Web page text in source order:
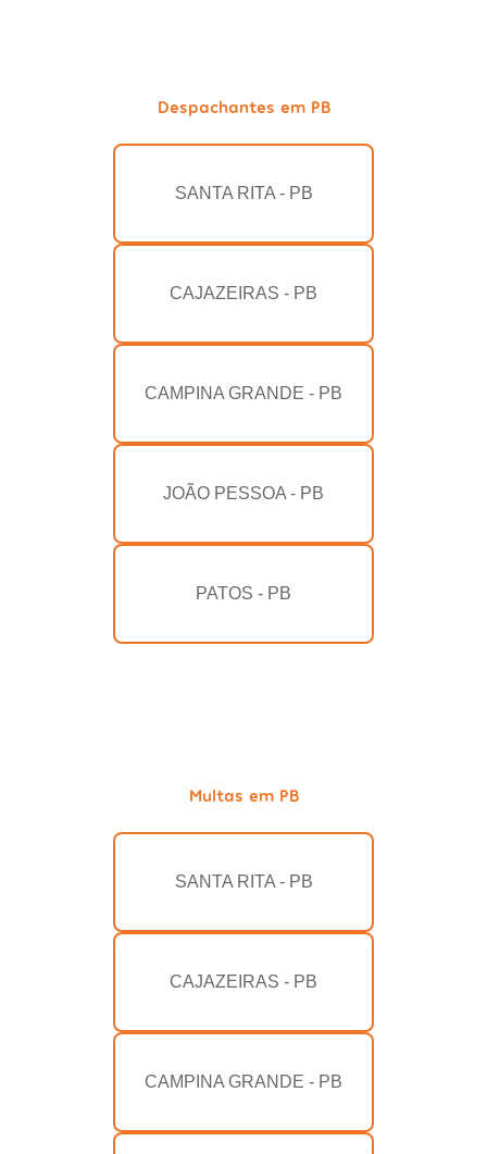
Despachantes em PB
SANTA RITA - PB
CAJAZEIRAS - PB
CAMPINA GRANDE - PB
JOÃO PESSOA - PB
PATOS - PB
Multas em PB
SANTA RITA - PB
CAJAZEIRAS - PB
CAMPINA GRANDE - PB